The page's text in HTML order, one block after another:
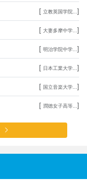
[ 立教英国学院... ]
[ 大妻多摩中学... ]
[ 明治学院中学... ]
[ 日本工業大学... ]
[ 国立音楽大学... ]
[ 潤徳女子高等... ]